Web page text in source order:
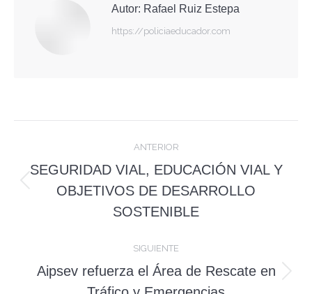
Autor: Rafael Ruiz Estepa
https://policiaeducador.com
entre
publicaciones
ANTERIOR
Publicación
anterior:
SEGURIDAD VIAL, EDUCACIÓN VIAL Y
OBJETIVOS DE DESARROLLO
SOSTENIBLE
SIGUIENTE
Publicación
Aipsev refuerza el Área de Rescate en